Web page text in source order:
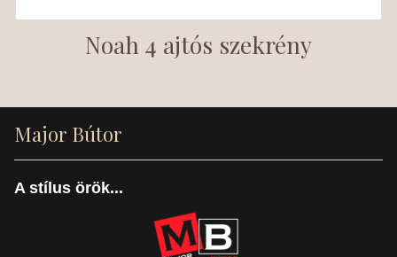
Noah 4 ajtós szekrény
Major Bútor
A stílus örök...